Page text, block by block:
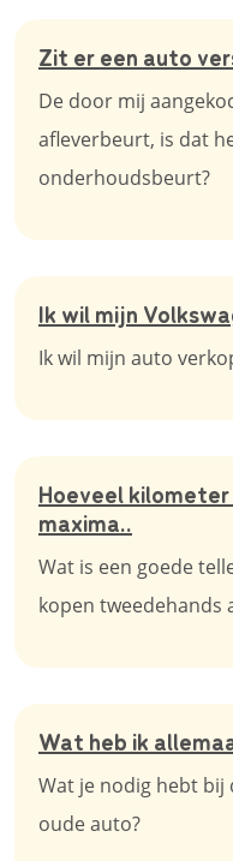
Zit er een auto
De door mij
afleverbeurt, is dat
onderhoudsbeurt?
Ik wil mijn
Ik wil mijn auto
Hoeveel
maxima..
Wat is een goede
kopen tweedehands
Wat heb ik
Wat je nodig hebt
oude auto?